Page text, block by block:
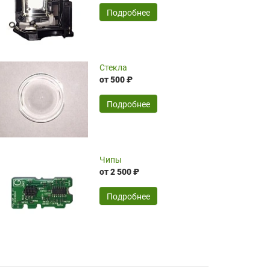
временные затраты по достаточно
оптимизированной стоимости, чему
чрезмерно благодарны!)))
SERGEY FOURSOV,24.04.2026
широкий ассортимент ламп, как оригиналов,
так и аналогов.Быстрое оформление и
передача в доставку, приемлемые цены. Мне
понравилось.
Читать полностью
16.04.2026
Подробнее
Стекла
от 500 ₽
Подробнее
Чипы
от 2 500 ₽
Подробнее